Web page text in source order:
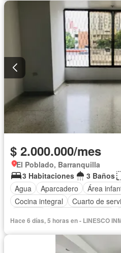
$ 2.000.000/mes
El Poblado, Barranquilla
3 Habitaciones
3 Baños
Agua
Aparcadero Área
Cocina integral
Cuarto de
Permite mascotas
Permite
Hace 6 días, 5 horas en - LINESCO